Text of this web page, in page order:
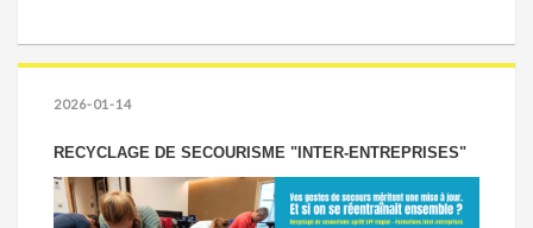
2026-01-14
RECYCLAGE DE SECOURISME "INTER-ENTREPRISES"